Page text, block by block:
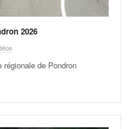
2026
de Pondron